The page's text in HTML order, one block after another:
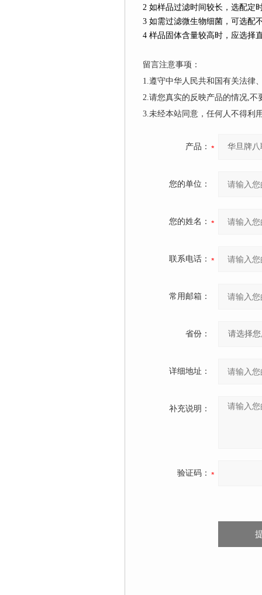
2 如样品过滤时间较长，选配定
3 如需过滤微生物细菌，可选配
4 样品固体含量较高时，应选择
留言注意事项：
1.遵守中华人民共和国有关法律
2.请您真实的反映产品的情况,
3.未经本站同意，任何人不得利
产品：
您的单位：
您的姓名：
联系电话：
常用邮箱：
省份：
详细地址：
补充说明：
验证码：